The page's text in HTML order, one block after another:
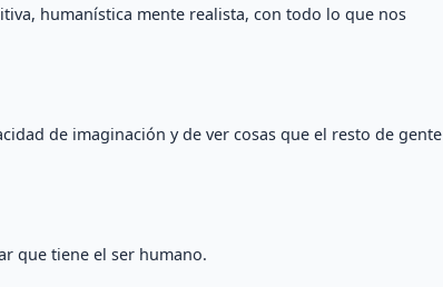
humanística mente realista, con todo lo que nos
de imaginación y de ver cosas que el resto de gente
que tiene el ser humano.